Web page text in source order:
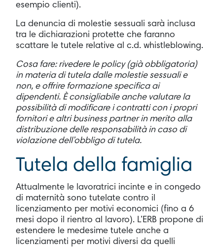
esempio clienti).
La denuncia di molestie sessuali sarà inclusa
tra le dichiarazioni protette che faranno
scattare le tutele relative al c.d. whistleblowing.
Cosa fare: rivedere le policy (già obbligatoria)
in materia di tutela dalle molestie sessuali e
non, e offrire formazione specifica ai
dipendenti. È consigliabile anche valutare la
possibilità di modificare i contratti con i propri
fornitori e altri business partner in merito alla
distribuzione delle responsabilità in caso di
violazione dell’obbligo di tutela.
Tutela della famiglia
Attualmente le lavoratrici incinte e in congedo
di maternità sono tutelate contro il
licenziamento per motivi economici (fino a 6
mesi dopo il rientro al lavoro). L’ERB propone di
estendere le medesime tutele anche a
licenziamenti per motivi diversi da quelli